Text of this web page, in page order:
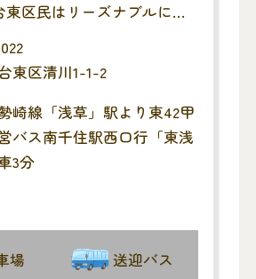
東区民はリーズナブルにご
す。
東区清川1-1-2
崎線「浅草」駅より東42甲
バス南千住駅西口行「東浅
3分
場 送迎バス